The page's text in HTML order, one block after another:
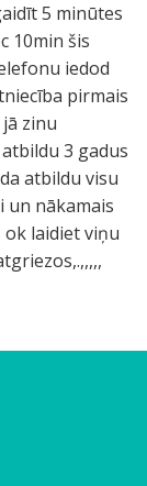
5 minūtes
10min šis
iedod
pirmais
zinu
3 gadus
atbildu visu
un nākamais
ok laidiet viņu